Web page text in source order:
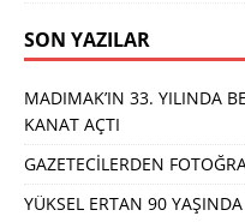
SON YAZILAR
MADIMAK’IN 33. YILINDA
KANAT AÇTI
GAZETECİLERDEN
YÜKSEL ERTAN 90 YAŞINDA